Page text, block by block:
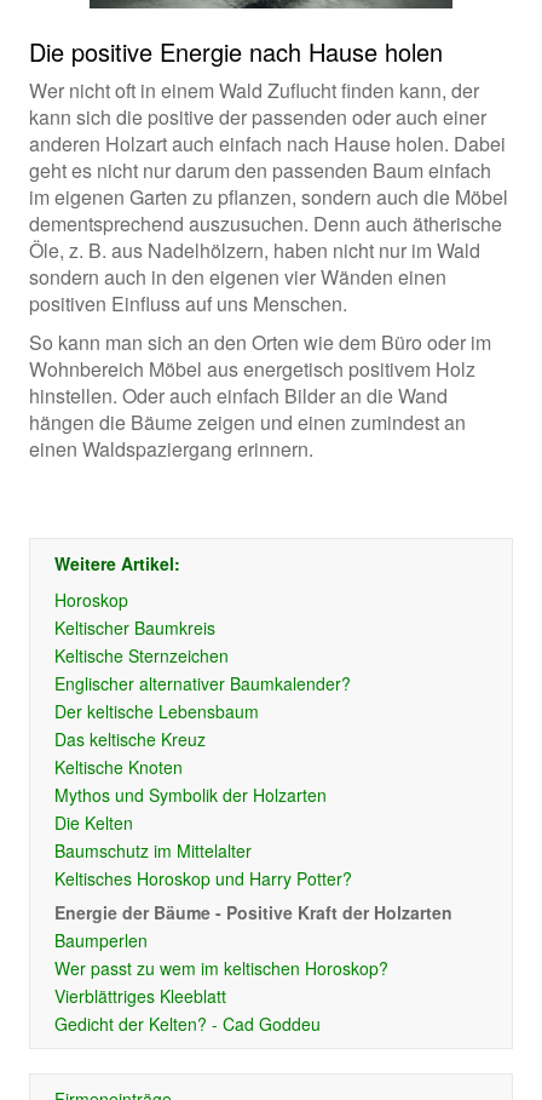
Die positive Energie nach Hause holen
Wer nicht oft in einem Wald Zuflucht finden kann, der
kann sich die positive der passenden oder auch einer
anderen Holzart auch einfach nach Hause holen. Dabei
geht es nicht nur darum den passenden Baum einfach
im eigenen Garten zu pflanzen, sondern auch die Möbel
dementsprechend auszusuchen. Denn auch ätherische
Öle, z. B. aus Nadelhölzern, haben nicht nur im Wald
sondern auch in den eigenen vier Wänden einen
positiven Einfluss auf uns Menschen.
So kann man sich an den Orten wie dem Büro oder im
Wohnbereich Möbel aus energetisch positivem Holz
hinstellen. Oder auch einfach Bilder an die Wand
hängen die Bäume zeigen und einen zumindest an
einen Waldspaziergang erinnern.
Weitere Artikel:
Horoskop
Keltischer Baumkreis
Keltische Sternzeichen
Englischer alternativer Baumkalender?
Der keltische Lebensbaum
Das keltische Kreuz
Keltische Knoten
Mythos und Symbolik der Holzarten
Die Kelten
Baumschutz im Mittelalter
Keltisches Horoskop und Harry Potter?
Energie der Bäume - Positive Kraft der Holzarten
Baumperlen
Wer passt zu wem im keltischen Horoskop?
Vierblättriges Kleeblatt
Gedicht der Kelten? - Cad Goddeu